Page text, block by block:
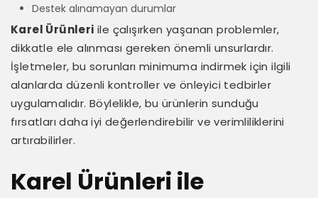
Destek alınamayan durumlar
Karel Ürünleri ile çalışırken yaşanan problemler,
dikkatle ele alınması gereken önemli unsurlardır.
İşletmeler, bu sorunları minimuma indirmek için ilgili
alanlarda düzenli kontroller ve önleyici tedbirler
uygulamalıdır. Böylelikle, bu ürünlerin sunduğu
fırsatları daha iyi değerlendirebilir ve verimliliklerini
artırabilirler.
Karel Ürünleri ile